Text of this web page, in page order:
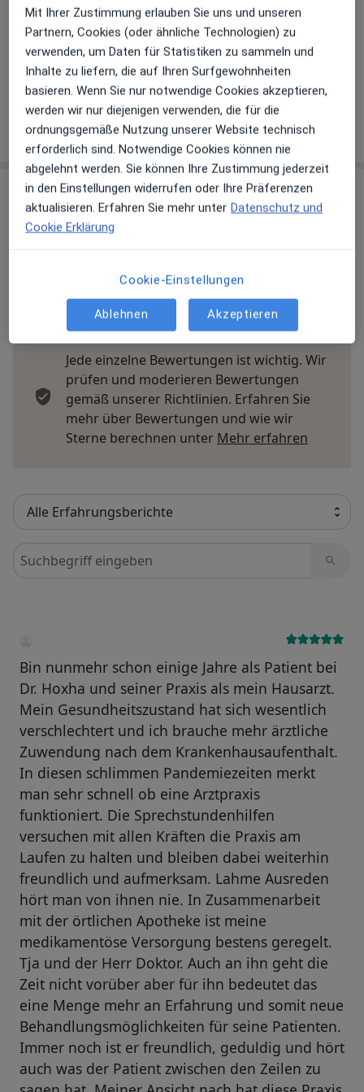
Details
Telefonnummer
02732...Telefonnummer anzeigen
02732 2...Telefonnummer anzeigen
Mehr Details anzeigen
über die Adresse
Erfahrungen
9 Bewertungen
Jede einzelne Bewertungen ist wichtig. Wir
prüfen und moderieren Bewertungen
gemäß unserer Richtlinien. Erfahren Sie
mehr über Bewertungen und wie wir
Sterne berechnen unter Mehr erfahren
Bewertungen durchsuchen
Bin nunmehr schon einige Jahre als Patient bei
Dr. Hoxha und seiner Praxis als mein Hausarzt.
Mein Gesundheitszustand hat sich wesentlich
verschlechtert und ich brauche mehr ärztliche
Zuwendung nach dem Krankenhausaufenthalt.
In diesen schlimmen Pandemiezeiten merkt
man sehr schnell ob eine Arztpraxis
funktioniert. Die Sprechstundenhilfen
versuchen mit allen Kräften die Praxis am
Laufen zu halten und bleiben dabei weiterhin
freundlich und aufmerksam. Lahme Ausreden
hört man von ihnen nie. In Zusammenarbeit
mit der örtlichen Apotheke ist meine
medikamentöse Versorgung bestens geregelt.
Tja und der Herr Doktor. Auch an ihn geht die
Zeit nicht vorüber aber für ihn bedeutet das
eine Menge mehr an Erfahrung und somit neue
Behandlungsmöglichkeiten für seine Patienten.
Immer noch ist er freundlich, geduldig und hört
auch was der Patient zwischen den Zeilen zu
Mit Ihrer Zustimmung erlauben Sie uns und unseren
Partnern, Cookies (oder ähnliche Technologien) zu
verwenden, um Daten für Statistiken zu sammeln und
Inhalte zu liefern, die auf Ihren Surfgewohnheiten
basieren. Wenn Sie nur notwendige Cookies akzeptieren,
werden wir nur diejenigen verwenden, die für die
ordnungsgemäße Nutzung unserer Website technisch
erforderlich sind. Notwendige Cookies können nie
abgelehnt werden. Sie können Ihre Zustimmung jederzeit
in den Einstellungen widerrufen oder Ihre Präferenzen
aktualisieren. Erfahren Sie mehr unter Datenschutz und
Cookie Erklärung
Cookie-Einstellungen
Ablehnen Akzeptieren